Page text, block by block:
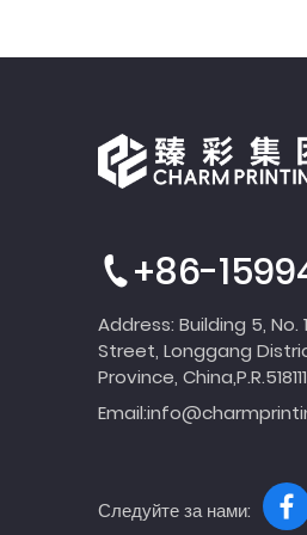
+86-
Address: Building 5, No.
Street, Longgang
Province, China,P.R.518111
Email:
Следуйте за нами: